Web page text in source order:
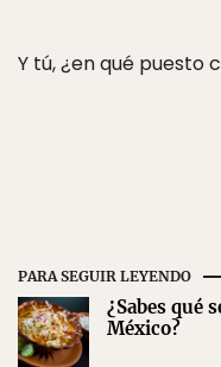
Y tú, ¿en qué puesto
PARA SEGUIR LEYENDO
¿Sabes qué
México?